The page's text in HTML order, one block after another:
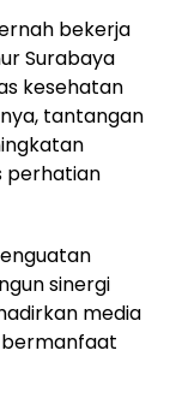
bekerja
Surabaya
kesehatan
tantangan
perhatian
sinergi
media
bermanfaat